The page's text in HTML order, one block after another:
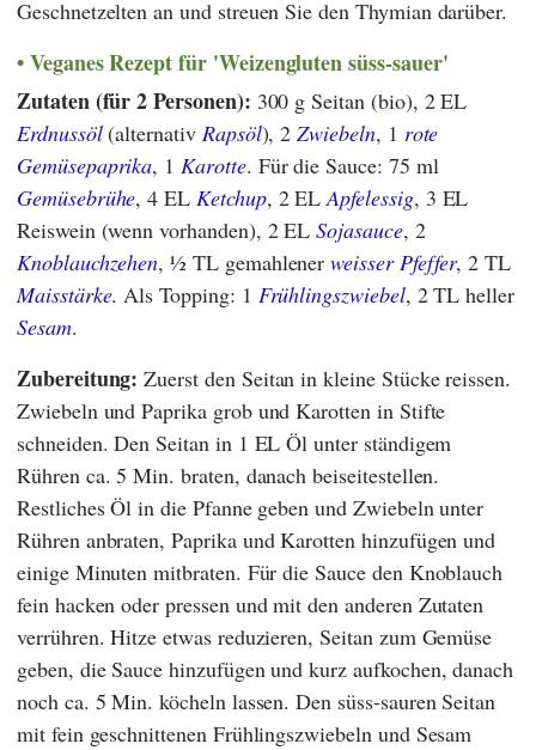
Geschnetzelten an und streuen Sie den Thymian darüber.
Veganes Rezept für 'Weizengluten süss-sauer'
Zutaten (für 2 Personen): 300 g Seitan (bio), 2 EL
Erdnussöl(alternativ Rapsöl), 2Zwiebeln, 1 rote
Gemüsepaprika, 1Karotte. Für die Sauce: 75 ml
Gemüsebrühe, 4 ELKetchup, 2 ELApfelessig, 3 EL
Reiswein (wenn vorhanden), 2 ELSojasauce, 2
Knoblauchzehen, ½ TL gemahlenerweisser Pfeffer, 2 TL
Maisstärke. Als Topping: 1 Frühlingszwiebel, 2 TL heller
Sesam.
Zubereitung:Zuerst den Seitan in kleine Stücke reissen.
Zwiebeln und Paprika grob und Karotten in Stifte
schneiden. Den Seitan in 1 EL Öl unter ständigem
Rühren ca. 5 Min. braten, danach beiseitestellen.
Restliches Öl in die Pfanne geben und Zwiebeln unter
Rühren anbraten, Paprika und Karotten hinzufügen und
einige Minuten mitbraten. Für die Sauce den Knoblauch
fein hacken oder pressen und mit den anderen Zutaten
verrühren. Hitze etwas reduzieren, Seitan zum Gemüse
geben, die Sauce hinzufügen und kurz aufkochen, danach
noch ca. 5 Min. köcheln lassen. Den süss-sauren Seitan
mit fein geschnittenen Frühlingszwiebeln und Sesam